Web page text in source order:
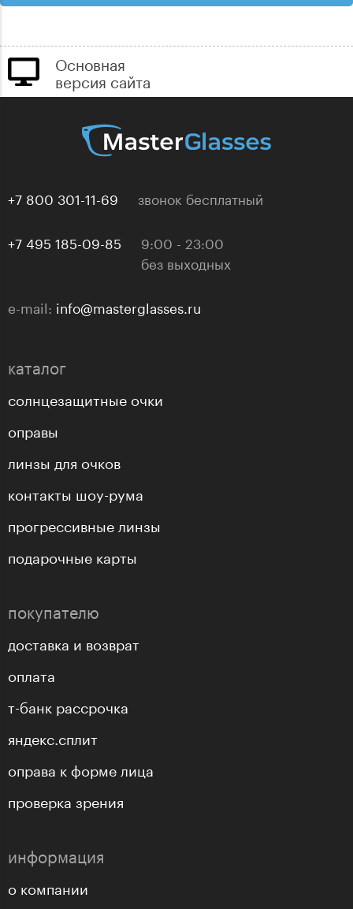
Основная
версия сайта
+7 800 301-11-69 звонок бесплатный
+7 495 185-09-85
9:00 - 23:00
без выходных
e-mail: info@masterglasses.ru
каталог
солнцезащитные очки
оправы
линзы для очков
контакты шоу-рума
прогрессивные линзы
подарочные карты
покупателю
доставка и возврат
оплата
т-банк рассрочка
яндекс.сплит
оправа к форме лица
проверка зрения
информация
о компании